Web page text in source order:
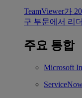
TeamViewer가
구 부문에서 리
주요 통합
Microsoft